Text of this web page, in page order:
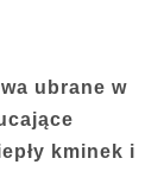
ubrane w
kminek i